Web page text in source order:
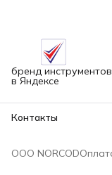
бренд
в Яндексе
Контакты
Телефон
ООО NORCOD